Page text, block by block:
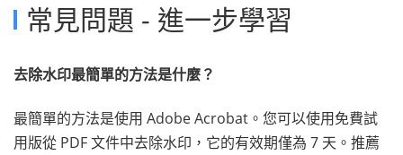
常見問題 - 進一步學習
去除水印最簡單的方法是什麼？
最簡單的方法是使用 Adobe Acrobat。您可以使用免費試
用版從 PDF 文件中去除水印，它的有效期僅為 7 天。推薦